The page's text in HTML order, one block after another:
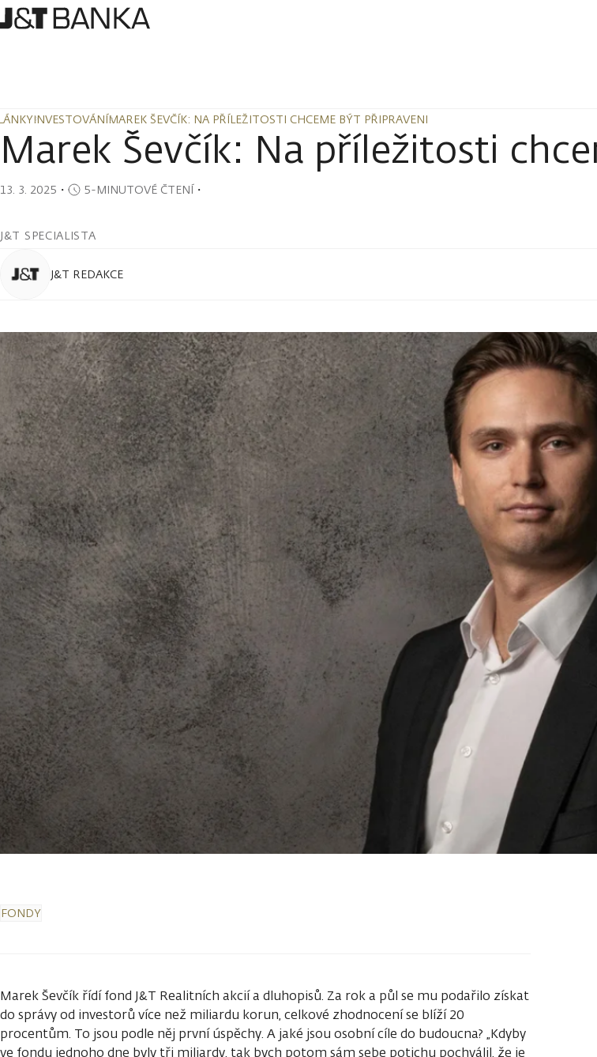
INVESTOVÁNÍMAREK ŠEVČÍK: NA PŘÍLEŽITOSTI CHCEME BÝT PŘIPRAVENI
INVESTOVÁNÍMAREK ŠEVČÍK: NA PŘÍLEŽITOSTI CHCEME BÝT PŘIPRAVENI
Marek Ševčík: Na příležitosti
13. 3. 2025 ・ 5-MINUTOVÉ ČTENÍ・
J&T SPECIALISTA
J&T REDAKCE
FONDY
Marek Ševčík řídí fond J&T Realitních akcií a dluhopisů. Za rok a půl se mu podařilo získat
do správy od investorů více než miliardu korun, celkové zhodnocení se blíží 20
procentům. To jsou podle něj první úspěchy. A jaké jsou osobní cíle do budoucna? „Kdyby
ve fondu jednoho dne byly tři miliardy, tak bych potom sám sebe potichu pochválil, že je